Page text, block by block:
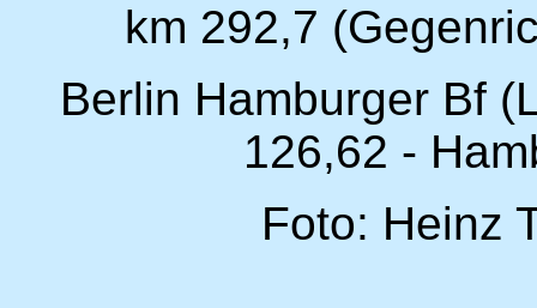
km 292,7
Berlin Hamburger Bf
126,62 -
Foto: Heinz